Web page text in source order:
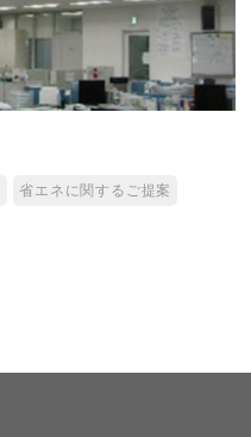
省エネに関するご提案